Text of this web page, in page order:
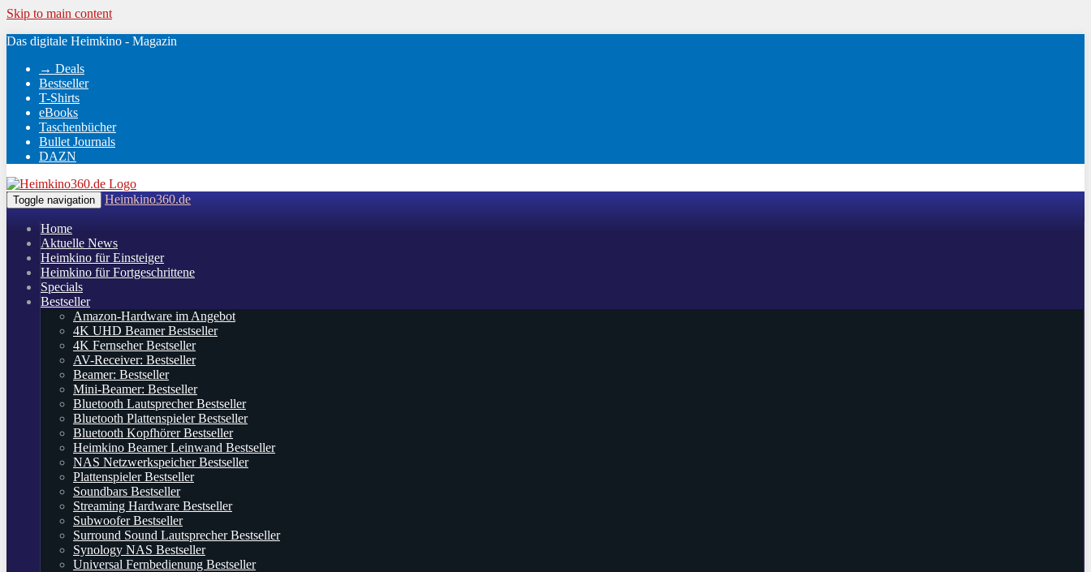
Skip to main content
Das digitale Heimkino - Magazin
→ Deals
Bestseller
T-Shirts
eBooks
Taschenbücher
Bullet Journals
DAZN
Toggle navigation Heimkino360.de
Home
Aktuelle News
Heimkino für Einsteiger
Heimkino für Fortgeschrittene
Specials
Bestseller
Amazon-Hardware im Angebot
4K UHD Beamer Bestseller
4K Fernseher Bestseller
AV-Receiver: Bestseller
Beamer: Bestseller
Mini-Beamer: Bestseller
Bluetooth Lautsprecher Bestseller
Bluetooth Plattenspieler Bestseller
Bluetooth Kopfhörer Bestseller
Heimkino Beamer Leinwand Bestseller
NAS Netzwerkspeicher Bestseller
Plattenspieler Bestseller
Soundbars Bestseller
Streaming Hardware Bestseller
Subwoofer Bestseller
Surround Sound Lautsprecher Bestseller
Synology NAS Bestseller
Universal Fernbedienung Bestseller